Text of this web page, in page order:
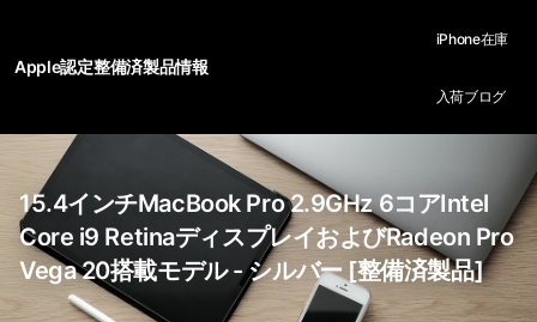
Apple認定整備済製品情報
iPhone在庫
入荷ブログ
15.4インチMacBook Pro 2.9GHz 6コアIntel
Core i9 RetinaディスプレイおよびRadeon Pro
Vega 20搭載モデル - シルバー [整備済製品]